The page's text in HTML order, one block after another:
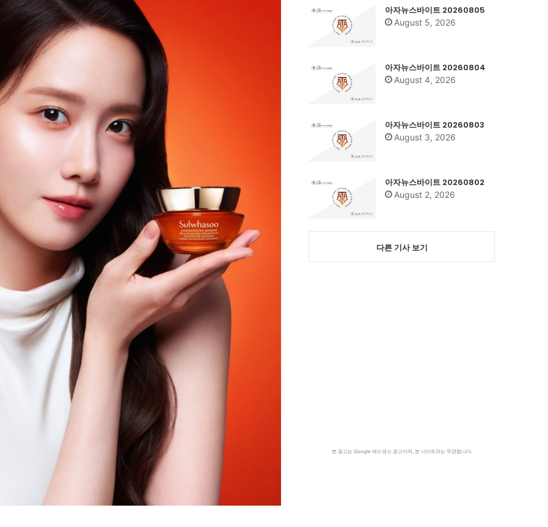
아자뉴스바이트 20260805
August 5, 2026
아자뉴스바이트 20260804
August 4, 2026
아자뉴스바이트 20260803
August 3, 2026
아자뉴스바이트 20260802
August 2, 2026
다른 기사 보기
본 광고는 Google 애드센스 광고이며, 본 사이트와는 무관합니다.